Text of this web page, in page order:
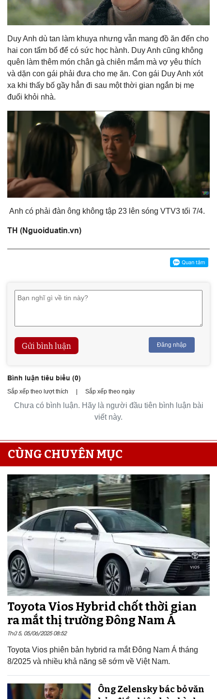
Duy Anh dù tan làm khuya nhưng vẫn mang đồ ăn đến cho
hai con tẩm bổ để có sức học hành. Duy Anh cũng không
quên làm thêm món chân gà chiên mắm mà vợ yêu thích
và dặn con gái phải đưa cho mẹ ăn. Con gái Duy Anh xót
xa khi thấy bố gầy hẳn đi sau một thời gian ngắn bị mẹ
đuổi khỏi nhà.
Anh có phải đàn ông không tập 23 lên sóng VTV3 tối 7/4.
TH (Nguoiduatin.vn)
Gửi bình luận Đăng nhập
Bình luận tiêu biểu (0)
Sắp xếp theo lượt thích Sắp xếp theo ngày
Chưa có bình luận. Hãy là người đầu tiên bình luận bài
viết này.
CÙNG CHUYÊN MỤC
Toyota Vios Hybrid chốt thời gian
ra mắt thị trường Đông Nam Á
Thứ 5, 05/06/2025 08:52
Toyota Vios phiên bản hybrid ra mắt Đông Nam Á tháng
8/2025 và nhiều khả năng sẽ sớm về Việt Nam.
Ông Zelensky bác bỏ văn